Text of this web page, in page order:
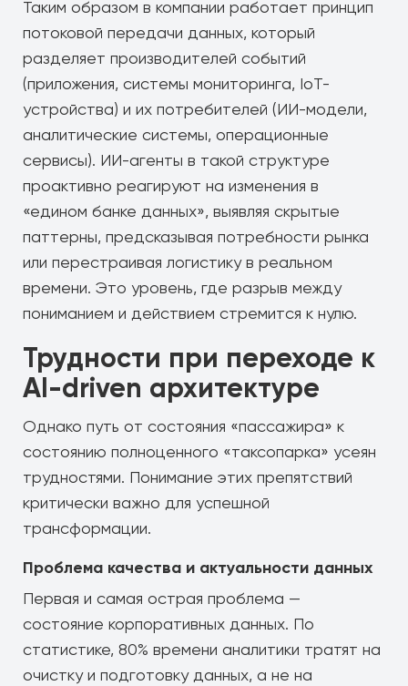
Таким образом в компании работает принцип
потоковой передачи данных, который
разделяет производителей событий
(приложения, системы мониторинга, IoT-
устройства) и их потребителей (ИИ-модели,
аналитические системы, операционные
сервисы). ИИ-агенты в такой структуре
проактивно реагируют на изменения в
«едином банке данных», выявляя скрытые
паттерны, предсказывая потребности рынка
или перестраивая логистику в реальном
времени. Это уровень, где разрыв между
пониманием и действием стремится к нулю.
Трудности при переходе к
AI-driven архитектуре
Однако путь от состояния «пассажира» к
состоянию полноценного «таксопарка» усеян
трудностями. Понимание этих препятствий
критически важно для успешной
трансформации.
Проблема качества и актуальности данных
Первая и самая острая проблема —
состояние корпоративных данных. По
статистике, 80% времени аналитики тратят на
очистку и подготовку данных, а не на